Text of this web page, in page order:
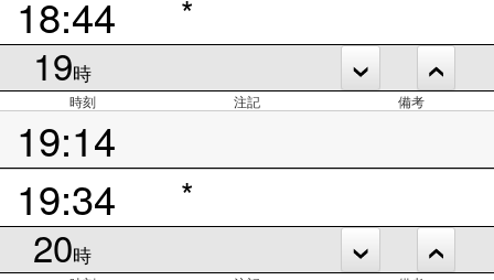
18:44
*
19時
時刻 注記 備考
19:14
19:34
*
20時